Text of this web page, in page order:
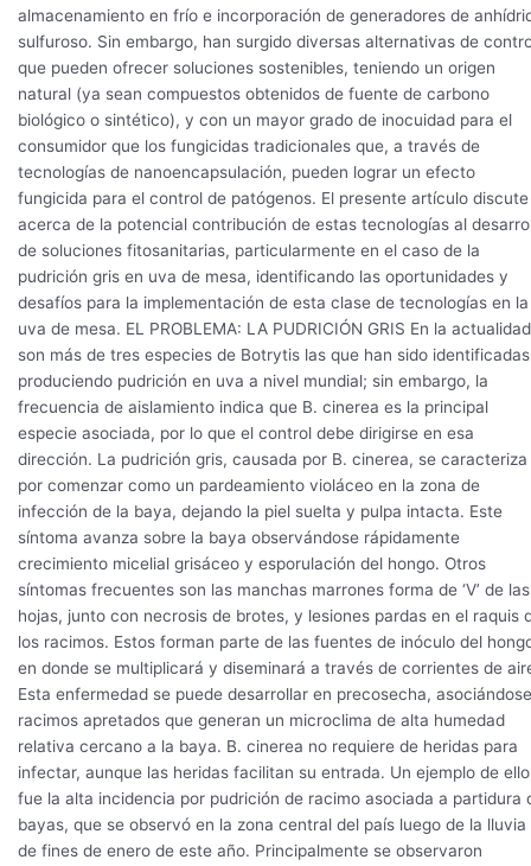
almacenamiento en frío e incorporación de generadores de
sulfuroso. Sin embargo, han surgido diversas alternativas de
que pueden ofrecer soluciones sostenibles, teniendo un origen
natural (ya sean compuestos obtenidos de fuente de carbono
biológico o sintético), y con un mayor grado de inocuidad para el
consumidor que los fungicidas tradicionales que, a través de
tecnologías de nanoencapsulación, pueden lograr un efecto
fungicida para el control de patógenos. El presente artículo discute
acerca de la potencial contribución de estas tecnologías al
de soluciones fitosanitarias, particularmente en el caso de la
pudrición gris en uva de mesa, identificando las oportunidades y
desafíos para la implementación de esta clase de tecnologías en la
uva de mesa. EL PROBLEMA: LA PUDRICIÓN GRIS En la
son más de tres especies de Botrytis las que han sido identificadas
produciendo pudrición en uva a nivel mundial; sin embargo, la
frecuencia de aislamiento indica que B. cinerea es la principal
especie asociada, por lo que el control debe dirigirse en esa
dirección. La pudrición gris, causada por B. cinerea, se caracteriza
por comenzar como un pardeamiento violáceo en la zona de
infección de la baya, dejando la piel suelta y pulpa intacta. Este
síntoma avanza sobre la baya observándose rápidamente
crecimiento micelial grisáceo y esporulación del hongo. Otros
síntomas frecuentes son las manchas marrones forma de ‘V’ de las
hojas, junto con necrosis de brotes, y lesiones pardas en el raquis
los racimos. Estos forman parte de las fuentes de inóculo del
en donde se multiplicará y diseminará a través de corrientes de
Esta enfermedad se puede desarrollar en precosecha,
racimos apretados que generan un microclima de alta humedad
relativa cercano a la baya. B. cinerea no requiere de heridas para
infectar, aunque las heridas facilitan su entrada. Un ejemplo de ello
fue la alta incidencia por pudrición de racimo asociada a partidura
bayas, que se observó en la zona central del país luego de la lluvia
de fines de enero de este año. Principalmente se observaron